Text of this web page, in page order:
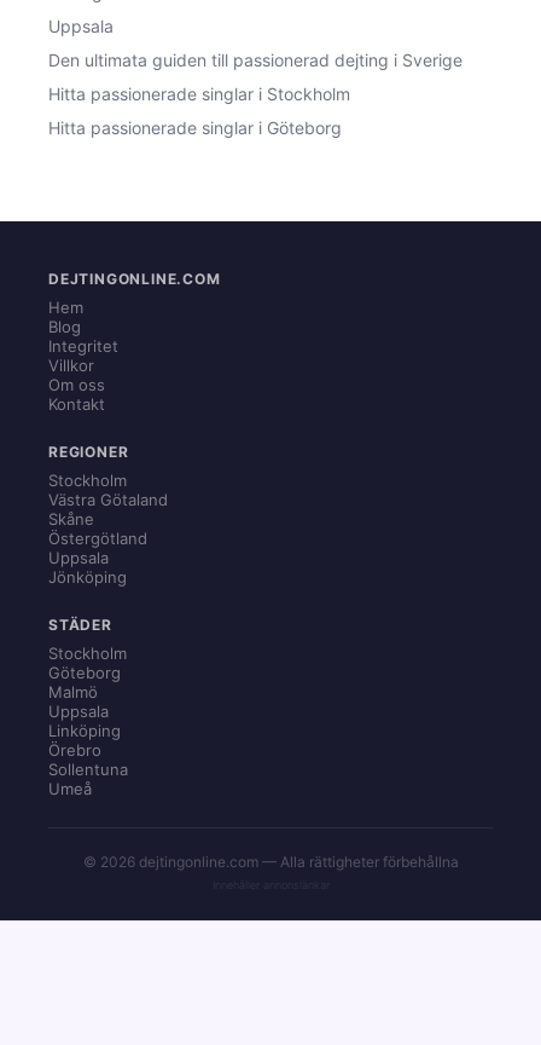
Uppsala
Den ultimata guiden till passionerad dejting i Sverige
Hitta passionerade singlar i Stockholm
Hitta passionerade singlar i Göteborg
DEJTINGONLINE.COM
Hem
Blog
Integritet
Villkor
Om oss
Kontakt
REGIONER
Stockholm
Västra Götaland
Skåne
Östergötland
Uppsala
Jönköping
STÄDER
Stockholm
Göteborg
Malmö
Uppsala
Linköping
Örebro
Sollentuna
Umeå
© 2026 dejtingonline.com — Alla rättigheter förbehållna